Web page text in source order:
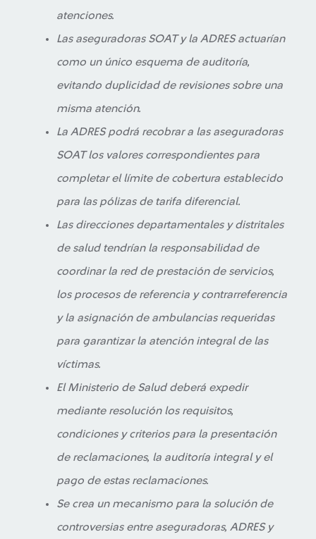
atenciones.
Las aseguradoras SOAT y la ADRES actuarían
como un único esquema de auditoría,
evitando duplicidad de revisiones sobre una
misma atención.
La ADRES podrá recobrar a las aseguradoras
SOAT los valores correspondientes para
completar el límite de cobertura establecido
para las pólizas de tarifa diferencial.
Las direcciones departamentales y distritales
de salud tendrían la responsabilidad de
coordinar la red de prestación de servicios,
los procesos de referencia y contrarreferencia
y la asignación de ambulancias requeridas
para garantizar la atención integral de las
víctimas.
El Ministerio de Salud deberá expedir
mediante resolución los requisitos,
condiciones y criterios para la presentación
de reclamaciones, la auditoría integral y el
pago de estas reclamaciones.
Se crea un mecanismo para la solución de
controversias entre aseguradoras, ADRES y